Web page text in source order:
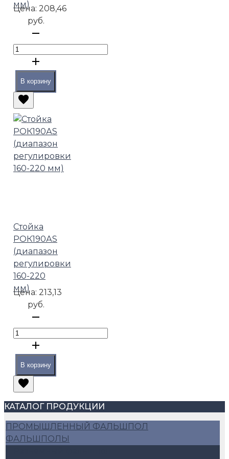
мм)
Цена: 208,46
руб.
В корзину
Стойка
РОК190АS
(диапазон
регулировки
160-220
мм)
Цена: 213,13
руб.
В корзину
КАТАЛОГ ПРОДУКЦИИ
ПРОМЫШЛЕННЫЙ ФАЛЬШПОЛ
ФАЛЬШПОЛЫ